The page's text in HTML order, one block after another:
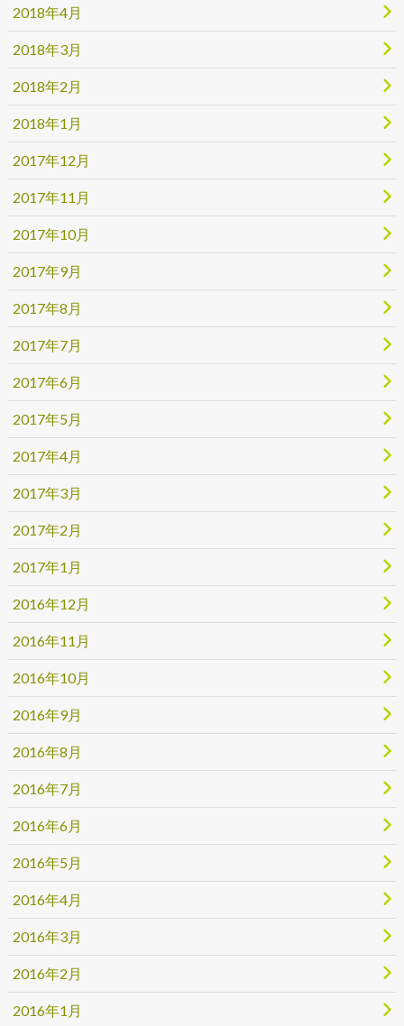
2018年4月
2018年3月
2018年2月
2018年1月
2017年12月
2017年11月
2017年10月
2017年9月
2017年8月
2017年7月
2017年6月
2017年5月
2017年4月
2017年3月
2017年2月
2017年1月
2016年12月
2016年11月
2016年10月
2016年9月
2016年8月
2016年7月
2016年6月
2016年5月
2016年4月
2016年3月
2016年2月
2016年1月